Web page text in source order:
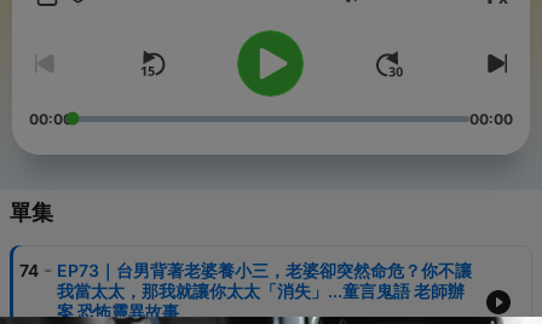
@Tontonsay
zznick1597@gmail.com
給我也是可以的喔！
forms/d/
Firstory Hosting
音量
00:00 00:00
單集
74 - EP73｜台男背著老婆養小三，老婆卻突然命危？你不讓
我當太太，那我就讓你太太「消失」...童言鬼語 老師辦
案 恐怖靈異故事